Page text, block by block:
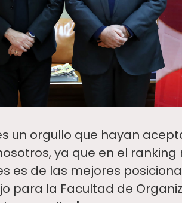
un orgullo que hayan
ya que en el ranking
es de las mejores
para la Facultad de